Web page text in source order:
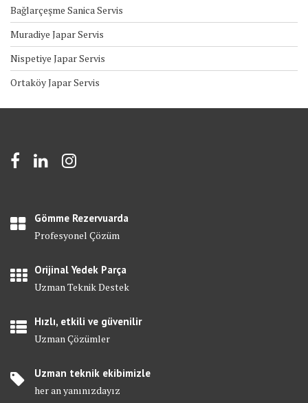
Bağlarçeşme Sanica Servis
Muradiye Japar Servis
Nispetiye Japar Servis
Ortaköy Japar Servis
Gömme Rezervuarda
Profesyonel Çözüm
Orijinal Yedek Parça
Uzman Teknik Destek
Hızlı, etkili ve güvenilir
Uzman Çözümler
Uzman teknik ekibimizle
her an yanınızdayız